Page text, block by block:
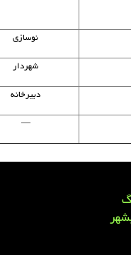
نوسازی
شهردار
دبیرخانه
—